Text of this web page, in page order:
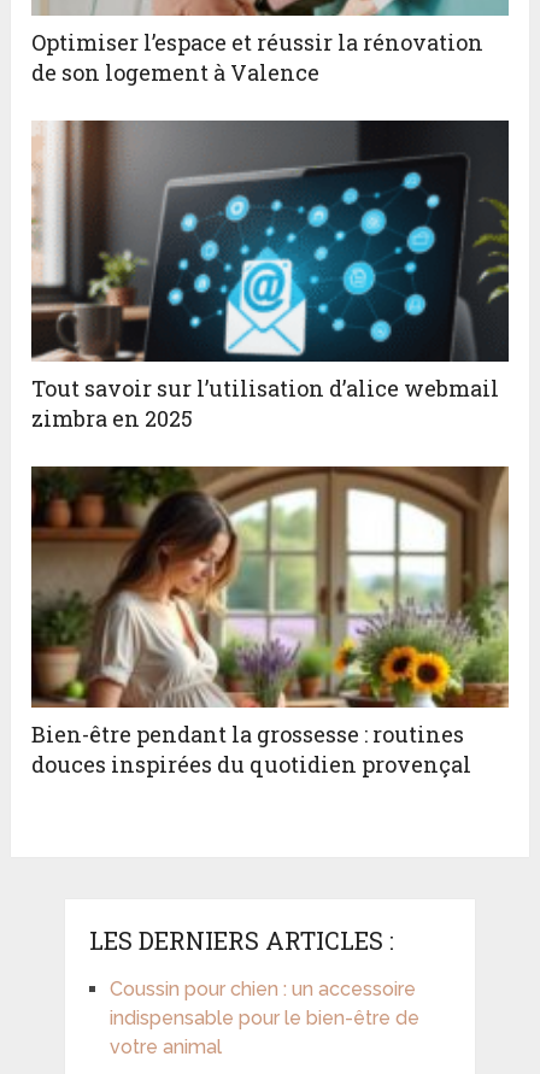
Optimiser l’espace et réussir la rénovation
de son logement à Valence
Tout savoir sur l’utilisation d’alice webmail
zimbra en 2025
Bien-être pendant la grossesse : routines
douces inspirées du quotidien provençal
LES DERNIERS ARTICLES :
Coussin pour chien : un accessoire
indispensable pour le bien-être de
votre animal